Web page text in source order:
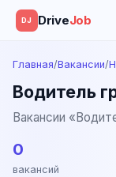
DJ DriveJob
Главная/Вакансии/
Водитель
Вакансии
0
вакансий